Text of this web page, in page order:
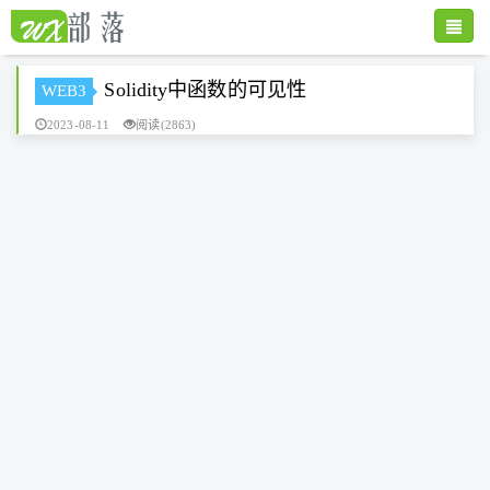
WEB3 Solidity中函数的可见性
2023-08-11 阅读(2863)
Toggle